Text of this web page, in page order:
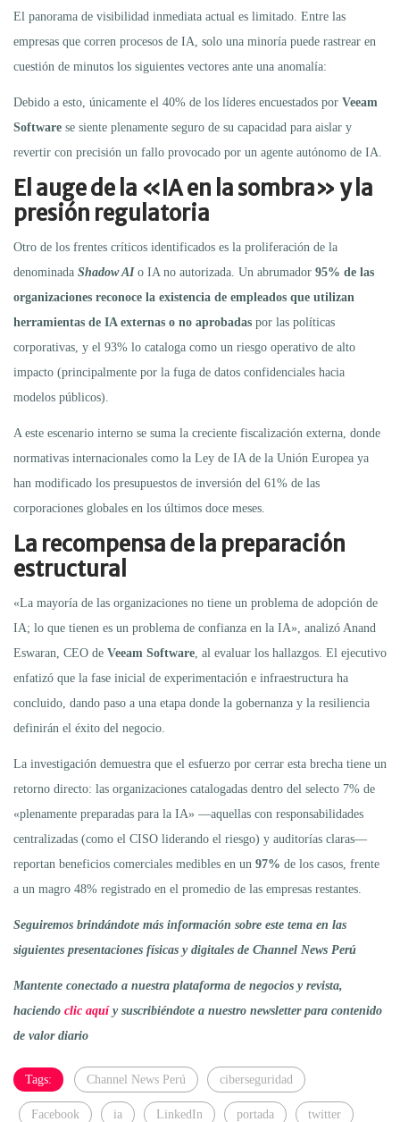
El panorama de visibilidad inmediata actual es limitado. Entre las
empresas que corren procesos de IA, solo una minoría puede rastrear en
cuestión de minutos los siguientes vectores ante una anomalía:
Debido a esto, únicamente el 40% de los líderes encuestados por Veeam
Software se siente plenamente seguro de su capacidad para aislar y
revertir con precisión un fallo provocado por un agente autónomo de IA.
El auge de la «IA en la sombra» y la
presión regulatoria
Otro de los frentes críticos identificados es la proliferación de la
denominada Shadow AIo IA no autorizada. Un abrumador 95% de las
organizaciones reconoce la existencia de empleados que utilizan
herramientas de IA externas o no aprobadas por las políticas
corporativas, y el 93% lo cataloga como un riesgo operativo de alto
impacto (principalmente por la fuga de datos confidenciales hacia
modelos públicos).
A este escenario interno se suma la creciente fiscalización externa, donde
normativas internacionales como la Ley de IA de la Unión Europea ya
han modificado los presupuestos de inversión del 61% de las
corporaciones globales en los últimos doce meses.
La recompensa de la preparación
estructural
«La mayoría de las organizaciones no tiene un problema de adopción de
IA; lo que tienen es un problema de confianza en la IA», analizó Anand
Eswaran, CEO de Veeam Software , al evaluar los hallazgos. El ejecutivo
enfatizó que la fase inicial de experimentación e infraestructura ha
concluido, dando paso a una etapa donde la gobernanza y la resiliencia
definirán el éxito del negocio.
La investigación demuestra que el esfuerzo por cerrar esta brecha tiene un
retorno directo: las organizaciones catalogadas dentro del selecto 7% de
«plenamente preparadas para la IA» —aquellas con responsabilidades
centralizadas (como el CISO liderando el riesgo) y auditorías claras—
reportan beneficios comerciales medibles en un 97% de los casos, frente
a un magro 48% registrado en el promedio de las empresas restantes.
Seguiremos brindándote más información sobre este tema en las
siguientes presentaciones físicas y digitales de Channel News Perú
Mantente conectado a nuestra plataforma de negocios y revista,
haciendo clic aquíy suscribiéndote a nuestro newsletter para contenido
de valor diario
Tags: Channel News Perú ciberseguridad
Facebook ia LinkedIn portada twitter